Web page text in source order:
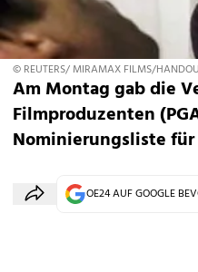
© REUTERS/ MIRAMAX FILMS/
Am Montag gab die
Filmproduzenten
Nominierungsliste
OE24 AUF GOOGLE